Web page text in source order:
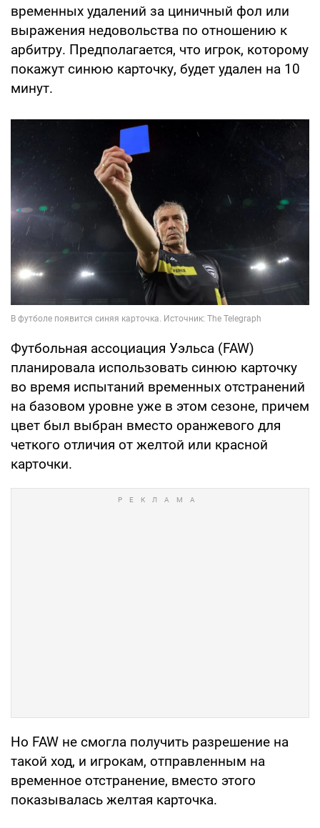
временных удалений за циничный фол или
выражения недовольства по отношению к
арбитру. Предполагается, что игрок, которому
покажут синюю карточку, будет удален на 10
минут.
Футбольная ассоциация Уэльса (FAW)
планировала использовать синюю карточку
во время испытаний временных отстранений
на базовом уровне уже в этом сезоне, причем
цвет был выбран вместо оранжевого для
четкого отличия от желтой или красной
карточки.
Но FAW не смогла получить разрешение на
такой ход, и игрокам, отправленным на
временное отстранение, вместо этого
показывалась желтая карточка.